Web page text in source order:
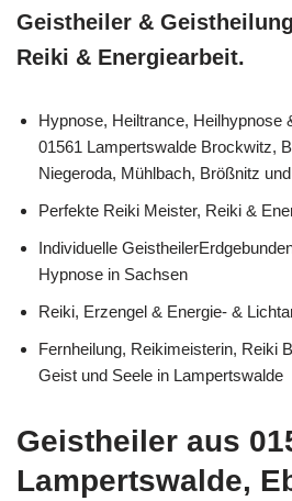
Geistheiler &
Reiki & Energiearbeit.
Hypnose, Heiltrance, Heilhypnose
01561 Lampertswalde Brockwitz,
Niegeroda, Mühlbach, Brößnitz
Perfekte Reiki Meister, Reiki &
Individuelle
Hypnose in Sachsen
Reiki, Erzengel & Energie- &
Fernheilung, Reikimeisterin, Reiki
Geist und Seele in Lampertswalde
Geistheiler aus
Lampertswalde,